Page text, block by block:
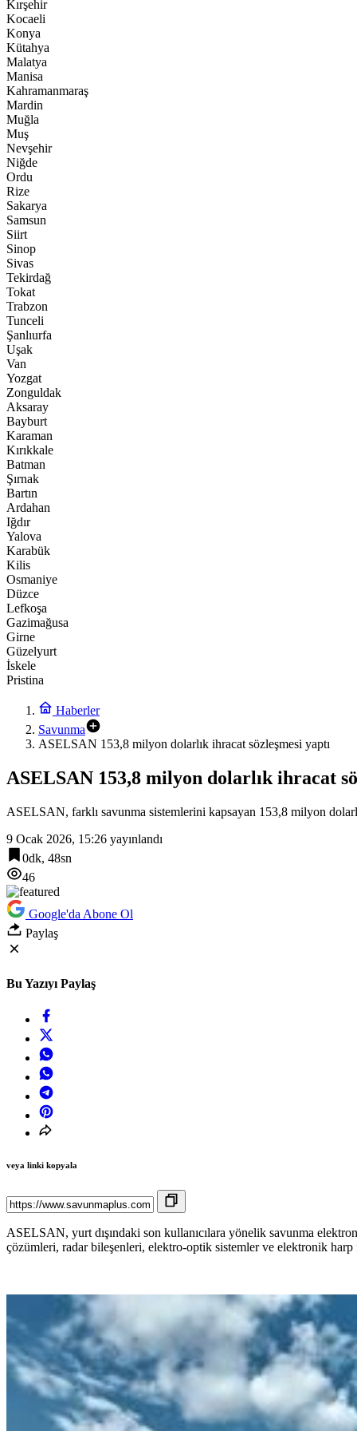
Kırşehir
Kocaeli
Konya
Kütahya
Malatya
Manisa
Kahramanmaraş
Mardin
Muğla
Muş
Nevşehir
Niğde
Ordu
Rize
Sakarya
Samsun
Siirt
Sinop
Sivas
Tekirdağ
Tokat
Trabzon
Tunceli
Şanlıurfa
Uşak
Van
Yozgat
Zonguldak
Aksaray
Bayburt
Karaman
Kırıkkale
Batman
Şırnak
Bartın
Ardahan
Iğdır
Yalova
Karabük
Kilis
Osmaniye
Düzce
Lefkoşa
Gazimağusa
Girne
Güzelyurt
İskele
Pristina
Haberler
Savunma
ASELSAN 153,8 milyon dolarlık ihracat sözleşmesi yaptı
ASELSAN 153,8 milyon dolarlık ihracat
ASELSAN, farklı savunma sistemlerini kapsayan 153,8 milyon
9 Ocak 2026, 15:26 yayınlandı
0dk, 48sn
46
Google'da Abone Ol
Paylaş
Bu Yazıyı Paylaş
veya linki kopyala
ASELSAN, yurt dışındaki son kullanıcılara yönelik savunma
çözümleri, radar bileşenleri, elektro-optik sistemler ve elektronik harp